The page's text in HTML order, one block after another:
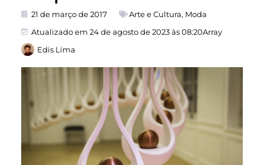
21 de março de 2017 Arte e Cultura, Moda
Atualizado em 24 de agosto de 2023 às 08:20Array
Edis Lima